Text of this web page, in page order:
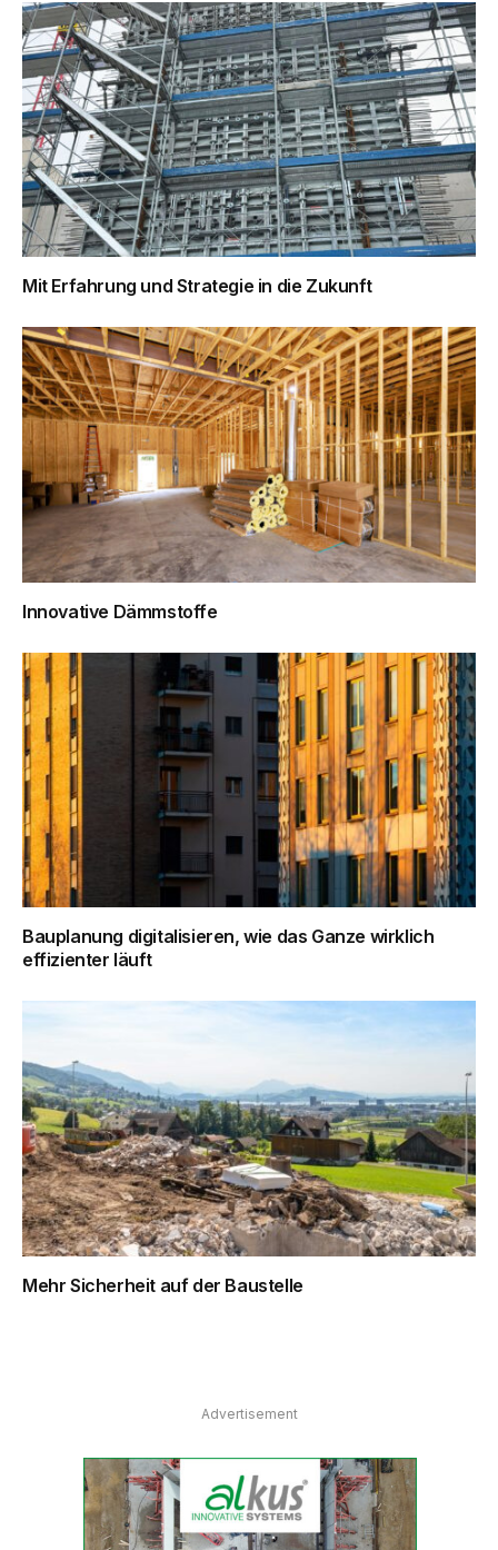
Mit Erfahrung und Strategie in die Zukunft
Innovative Dämmstoffe
Bauplanung digitalisieren, wie das Ganze wirklich
effizienter läuft
Mehr Sicherheit auf der Baustelle
Advertisement